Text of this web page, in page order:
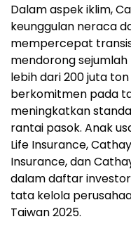
Dalam aspek iklim,
keunggulan neraca
mempercepat
mendorong
lebih dari 200 juta
berkomitmen pada
meningkatkan
rantai pasok. Anak
Life Insurance,
Insurance, dan
dalam daftar
tata kelola
Taiwan 2025.